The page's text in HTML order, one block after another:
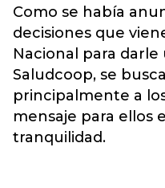
Como se había
decisiones que
Nacional para
Saludcoop, se
principalmente a
mensaje para ellos
tranquilidad.